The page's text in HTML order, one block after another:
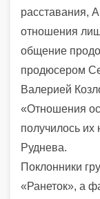
расставания,
отношения
общение
продюсером
Валерией
«Отношения
получилось их
Руднева.
Поклонники
«Ранеток», а